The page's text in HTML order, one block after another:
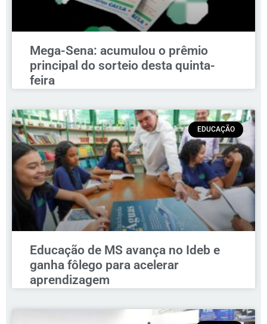
Mega-Sena: acumulou o prêmio
principal do sorteio desta quinta-
feira
EDUCAÇÃO
Educação de MS avança no Ideb e
ganha fôlego para acelerar
aprendizagem